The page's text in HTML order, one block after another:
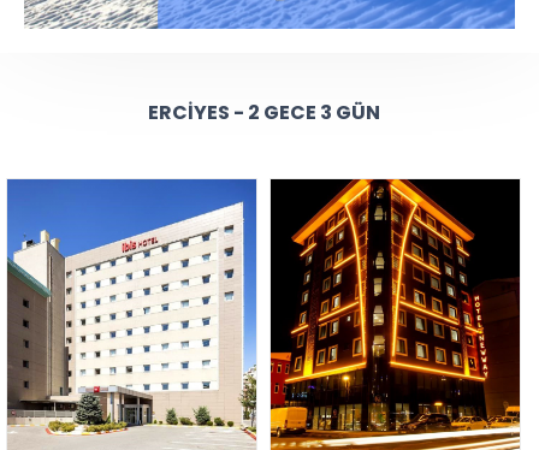
ERCIYES - 2 GECE 3 GÜN